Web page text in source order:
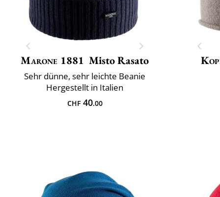
Marone 1881 Misto Rasato
Sehr dünne, sehr leichte Beanie
Hergestellt in Italien
CHF40.00